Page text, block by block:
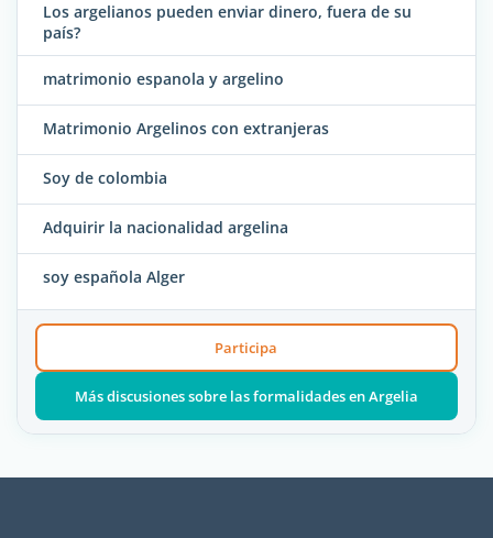
Los argelianos pueden enviar dinero, fuera de su
país?
matrimonio espanola y argelino
Matrimonio Argelinos con extranjeras
Soy de colombia
Adquirir la nacionalidad argelina
soy española Alger
Participa
Más discusiones sobre las formalidades en Argelia